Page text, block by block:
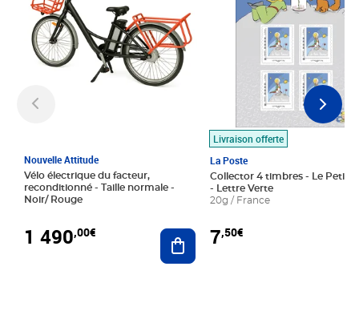
Nouvelle Attitude
Vélo électrique du facteur,
reconditionné - Taille normale -
Noir/ Rouge
1 490,00€ Ajouter au panier
Livraison offerte
La Poste
Collector 4 timbres - Le Petit
- Lettre Verte
20g / France
7,50€